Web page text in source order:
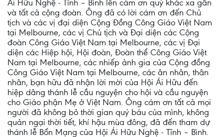
Ái Hữu Nghệ - Tĩnh – Bình lên cám ơn quý khác xa gần
và tất cả cộng đoàn. Ông đã có lời cám ơn đến Chủ
tịch và các vị đại diện Cộng Đồng Công Giáo Việt Nam
tại Melbourne, các vị Chủ tịch và Đại diện các Cộng
đoàn Công Giáo Việt Nam tại Melbourne, các vị Đại
diện các Hiệp hội, Hội đoàn, Đoàn thể Công Giáo Việt
Nam tại Melbourne, các nhiếp ảnh gia của Cộng đồng
Công Giáo Việt Nam tại Melbourne, các ân nhân, thân
nhân, bạn hữu đã nhận lời mời của Hội Ái Hữu đến
hiệp dâng thánh lễ cầu nguyện cho hội và cầu nguyện
cho Giáo phận Mẹ ở Việt Nam. Ông cám ơn tất cả mọi
người đã không bỏ thời gian quý báu của mình, không
quản ngại thời tiết, khí hậu mùa đông, đã đến tham dự
thánh lễ Bổn Mạng của Hội Ái Hữu Nghệ - Tĩnh – Bình.